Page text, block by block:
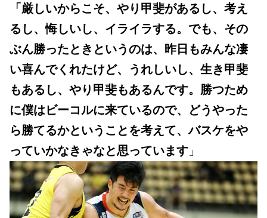
「厳しいからこそ、やり甲斐があるし、考え
るし、悔しいし、イライラする。でも、その
ぶん勝ったときというのは、昨日もみんな凄
い喜んでくれたけど、うれしいし、生き甲斐
もあるし、やり甲斐もあるんです。勝つため
に僕はビーコルに来ているので、どうやった
ら勝てるかということを考えて、バスケをや
っていかなきゃなと思っています」